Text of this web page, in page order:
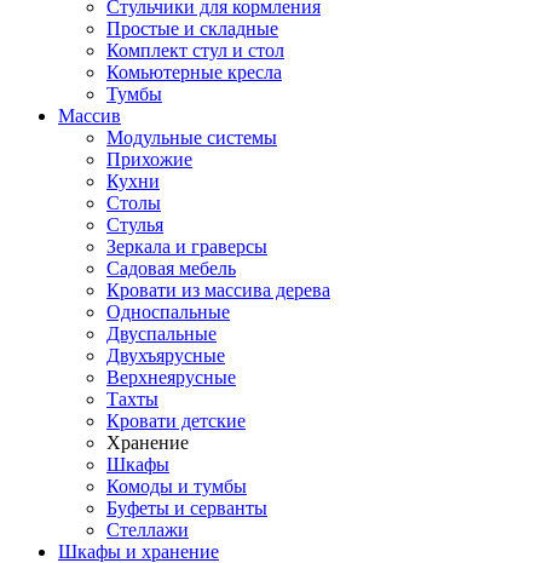
Стульчики для кормления
Простые и складные
Комплект стул и стол
Комьютерные кресла
Тумбы
Массив
Модульные системы
Прихожие
Кухни
Столы
Стулья
Зеркала и граверсы
Садовая мебель
Кровати из массива дерева
Односпальные
Двуспальные
Двухъярусные
Верхнеярусные
Тахты
Кровати детские
Хранение
Шкафы
Комоды и тумбы
Буфеты и серванты
Стеллажи
Шкафы и хранение